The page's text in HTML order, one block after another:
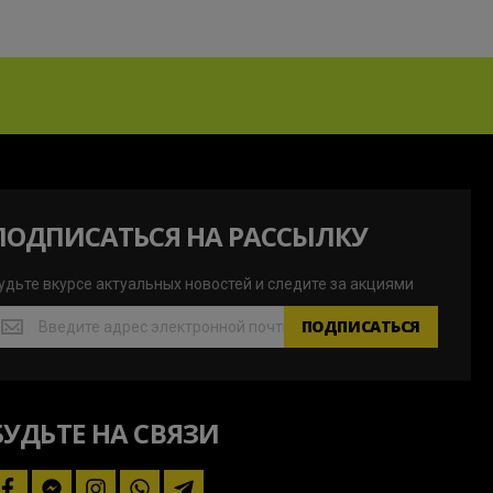
НА РАССЫЛКУ
вкурсе актуальных новостей и следите за акциями
ПОДПИСАТЬСЯ
НА СВЯЗИ